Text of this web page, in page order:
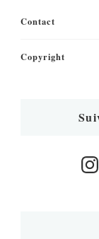
Contact
Copyright